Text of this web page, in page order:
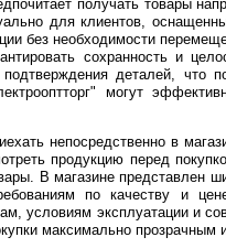
получать товары
для клиентов,
без необходимости
сохранность и
деталей, что
могут
непосредственно в
продукцию перед
В магазине представлен
по качеству и
условиям эксплуатации и
максимально